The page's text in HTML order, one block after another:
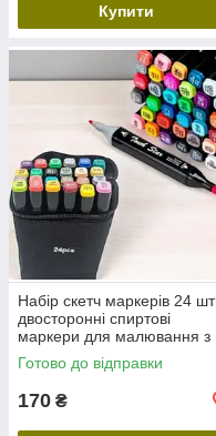
Купити
Набір скетч маркерів 24 шт
двосторонні спиртові
маркери для малювання з
тонким і широким
наконечником
Готово до відправки
170 ₴